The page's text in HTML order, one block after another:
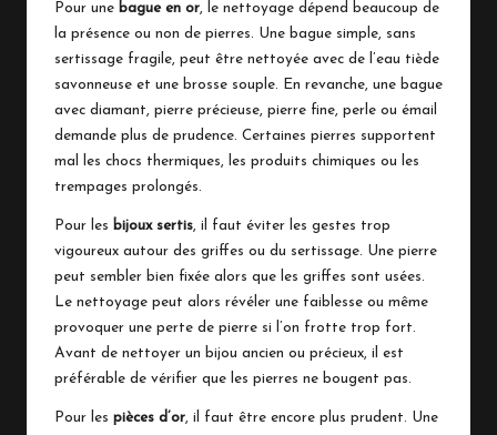
Pour une bague en or, le nettoyage dépend beaucoup de
la présence ou non de pierres. Une bague simple, sans
sertissage fragile, peut être nettoyée avec de l’eau tiède
savonneuse et une brosse souple. En revanche, une bague
avec diamant, pierre précieuse, pierre fine, perle ou émail
demande plus de prudence. Certaines pierres supportent
mal les chocs thermiques, les produits chimiques ou les
trempages prolongés.
Pour les bijoux sertis, il faut éviter les gestes trop
vigoureux autour des griffes ou du sertissage. Une pierre
peut sembler bien fixée alors que les griffes sont usées.
Le nettoyage peut alors révéler une faiblesse ou même
provoquer une perte de pierre si l’on frotte trop fort.
Avant de nettoyer un bijou ancien ou précieux, il est
préférable de vérifier que les pierres ne bougent pas.
Pour les pièces d’or, il faut être encore plus prudent. Une